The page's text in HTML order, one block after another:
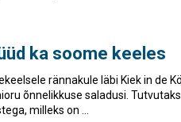
ka soome keeles
rännakule läbi Kiek in de
õnnelikkuse saladusi.
milleks on ...